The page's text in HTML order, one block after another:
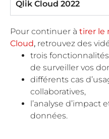
Qlik Cloud 2022
Pour continuer à tirer le
Cloud, retrouvez des
trois
de surveiller vos
différents cas
collaboratives,
l’analyse d’impact
données.